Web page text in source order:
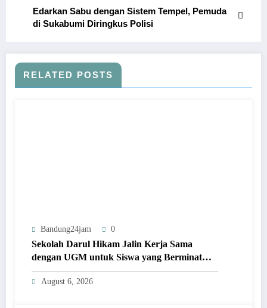
Edarkan Sabu dengan Sistem Tempel, Pemuda
di Sukabumi Diringkus Polisi
RELATED POSTS
Bandung24jam 0
Sekolah Darul Hikam Jalin Kerja Sama
dengan UGM untuk Siswa yang Berminat
Masuk FMIPA
August 6, 2026